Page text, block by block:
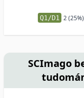
Q1/D1 2 (25%)
SCImago